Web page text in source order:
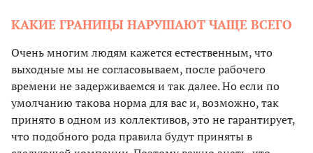
КАКИЕ ГРАНИЦЫ НАРУШАЮТ ЧАЩЕ ВСЕГО
Очень многим людям кажется естественным, что
выходные мы не согласовываем, после рабочего
времени не задерживаемся и так далее. Но если по
умолчанию такова норма для вас и, возможно, так
принято в одном из коллективов, это не гарантирует,
что подобного рода правила будут приняты в